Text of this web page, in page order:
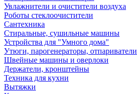
Увлажнители и очистители воздуха
Роботы стеклоочистители
Сантехника
Стиральные, сушильные машины
Устройства для "Умного дома"
Утюги, парогенераторы, отпариватели
Швейные машины и оверлоки
Держатели, кронштейны
Техника для кухни
Вытяжки